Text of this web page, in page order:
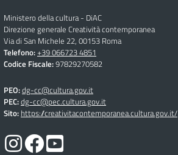
Ministero della cultura - DiAC
Direzione generale Creatività contemporanea
Via di San Michele 22, 00153 Roma
Telefono:+39 066723 4851
Codice Fiscale:97829270582
PEO:dg-cc@cultura.gov.it
PEC:dg-cc@pec.cultura.gov.it
Sito: https://creativitacontemporanea.cultura.gov.it/